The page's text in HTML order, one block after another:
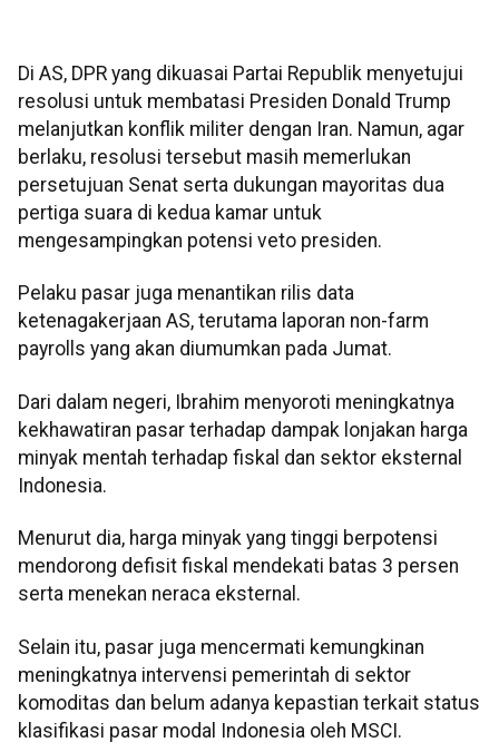
Di AS, DPR yang dikuasai Partai Republik menyetujui
resolusi untuk membatasi Presiden Donald Trump
melanjutkan konflik militer dengan Iran. Namun, agar
berlaku, resolusi tersebut masih memerlukan
persetujuan Senat serta dukungan mayoritas dua
pertiga suara di kedua kamar untuk
mengesampingkan potensi veto presiden.
Pelaku pasar juga menantikan rilis data
ketenagakerjaan AS, terutama laporan non-farm
payrolls yang akan diumumkan pada Jumat.
Dari dalam negeri, Ibrahim menyoroti meningkatnya
kekhawatiran pasar terhadap dampak lonjakan harga
minyak mentah terhadap fiskal dan sektor eksternal
Indonesia.
Menurut dia, harga minyak yang tinggi berpotensi
mendorong defisit fiskal mendekati batas 3 persen
serta menekan neraca eksternal.
Selain itu, pasar juga mencermati kemungkinan
meningkatnya intervensi pemerintah di sektor
komoditas dan belum adanya kepastian terkait status
klasifikasi pasar modal Indonesia oleh MSCI.